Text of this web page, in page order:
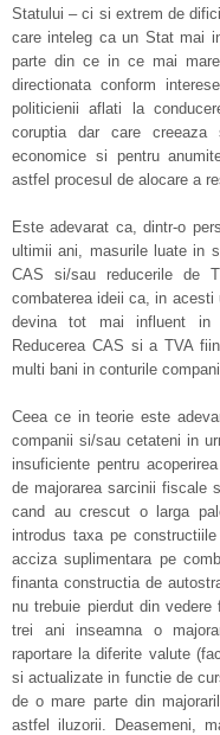
Statului – ci si extrem de
care inteleg ca un Stat mai
parte din ce in ce mai
directionata conform
politicienii aflati la
coruptia dar care
economice si pentru
astfel procesul de alocare a
Este adevarat ca, dintr-o
ultimii ani, masurile luate in
CAS si/sau reducerile de
combaterea ideii ca, in
devina tot mai influent in
Reducerea CAS si a TVA
multi bani in conturile
Ceea ce in teorie este
companii si/sau cetateni in
insuficiente pentru
de majorarea sarcinii fiscale
cand au crescut o larga
introdus taxa pe
acciza suplimentara pe
finanta constructia de
nu trebuie pierdut din
trei ani inseamna o
raportare la diferite valute
si actualizate in functie de
de o mare parte din
astfel iluzorii. Deasemeni,